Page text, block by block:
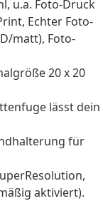
u.a. Foto-Druck
Echter Foto-
matt), Foto-
20 x 20
lässt dein
für
aktiviert).